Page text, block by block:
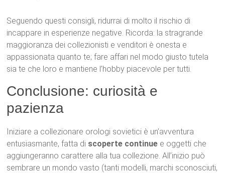
Seguendo questi consigli, ridurrai di molto il rischio di
incappare in esperienze negative. Ricorda: la stragrande
maggioranza dei collezionisti e venditori è onesta e
appassionata quanto te; fare affari nel modo giusto tutela
sia te che loro e mantiene l’hobby piacevole per tutti.
Conclusione: curiosità e
pazienza
Iniziare a collezionare orologi sovietici è un’avventura
entusiasmante, fatta di scoperte continue e oggetti che
aggiungeranno carattere alla tua collezione. All’inizio può
sembrare un mondo vasto (tanti modelli, marchi sconosciuti,